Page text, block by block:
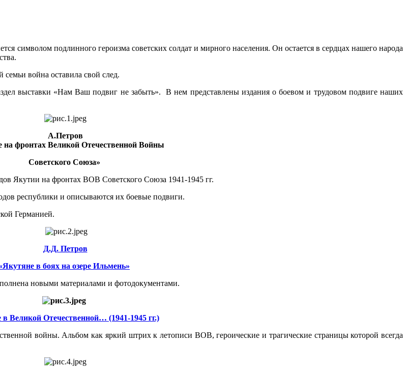
символом подлинного героизма советских солдат и мирного населения. Он остается в сердцах нашего народа
война оставила свой след.
выставки «Нам Ваш подвиг не забыть». В нем представлены издания о боевом и трудовом подвиге наших
А.Петров
на фронтах Великой Отечественной Войны
Советского Союза»
Якутии на фронтах ВОВ Советского Союза 1941-1945 гг.
республики и описываются их боевые подвиги.
Германией.
Д.Д. Петров
в боях на озере Ильмень»
новыми материалами и фотодокументами.
в Великой Отечественной… (1941-1945 гг.)
войны. Альбом как яркий штрих к летописи ВОВ, героические и трагические страницы которой всегда